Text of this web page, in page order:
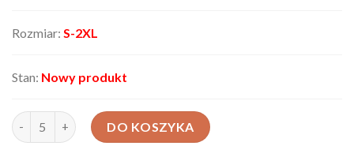
Rozmiar: S-2XL
Stan: Nowy produkt
ilość Bezrękawnik damski 6007219
DO KOSZYKA